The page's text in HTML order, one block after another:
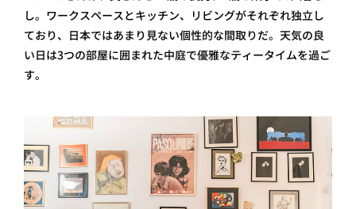
し。ワークスペースとキッチン、リビングがそれぞれ独立し
ており、日本ではあまり見ない個性的な間取りだ。天気の良
い日は3つの部屋に囲まれた中庭で優雅なティータイムを過ご
す。